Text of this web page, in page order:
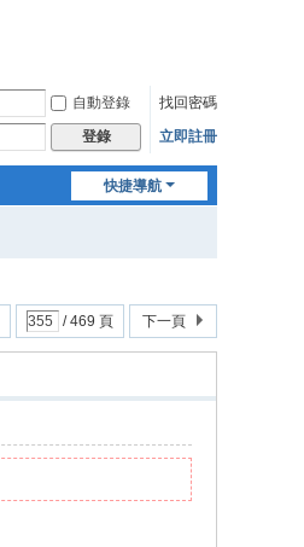
自動登錄
找回密碼
登錄 立即註冊
快捷導航
/ 469 頁 下一頁